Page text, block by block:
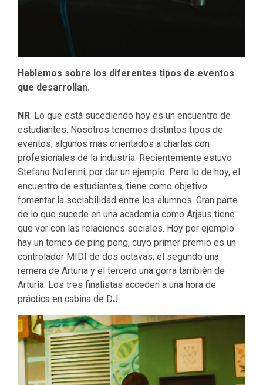
Hablemos sobre los diferentes tipos de eventos
que desarrollan.
NR: Lo que está sucediendo hoy es un encuentro de
estudiantes. Nosotros tenemos distintos tipos de
eventos, algunos más orientados a charlas con
profesionales de la industria. Recientemente estuvo
Stefano Noferini, por dar un ejemplo. Pero lo de hoy, el
encuentro de estudiantes, tiene como objetivo
fomentar la sociabilidad entre los alumnos. Gran parte
de lo que sucede en una academia como Arjaus tiene
que ver con las relaciones sociales. Hoy por ejemplo
hay un torneo de ping pong, cuyo primer premio es un
controlador MIDI de dos octavas; el segundo una
remera de Arturia y el tercero una gorra también de
Arturia. Los tres finalistas acceden a una hora de
práctica en cabina de DJ.